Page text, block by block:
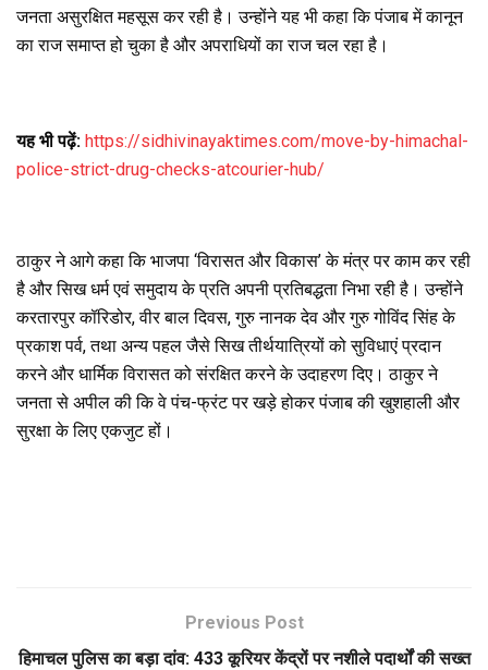
जनता असुरक्षित महसूस कर रही है। उन्होंने यह भी कहा कि पंजाब में कानून
का राज समाप्त हो चुका है और अपराधियों का राज चल रहा है।
यह भी पढ़ें: https://sidhivinayaktimes.com/move-by-himachal-
police-strict-drug-checks-atcourier-hub/
ठाकुर ने आगे कहा कि भाजपा ‘विरासत और विकास’ के मंत्र पर काम कर रही
है और सिख धर्म एवं समुदाय के प्रति अपनी प्रतिबद्धता निभा रही है। उन्होंने
करतारपुर कॉरिडोर, वीर बाल दिवस, गुरु नानक देव और गुरु गोविंद सिंह के
प्रकाश पर्व, तथा अन्य पहल जैसे सिख तीर्थयात्रियों को सुविधाएं प्रदान
करने और धार्मिक विरासत को संरक्षित करने के उदाहरण दिए। ठाकुर ने
जनता से अपील की कि वे पंच-फ्रंट पर खड़े होकर पंजाब की खुशहाली और
सुरक्षा के लिए एकजुट हों।
Previous Post
हिमाचल पुलिस का बड़ा दांव: 433 कूरियर केंद्रों पर नशीले पदार्थों की सख्त